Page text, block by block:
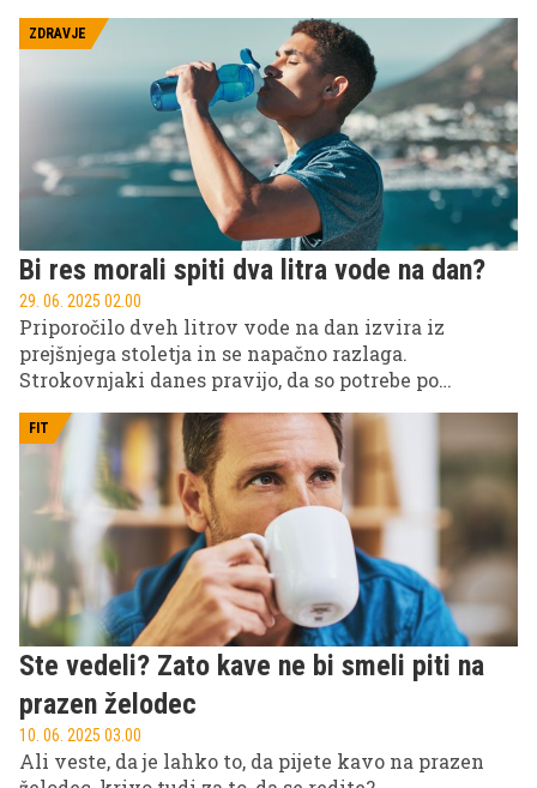
ZDRAVJE
Bi res morali spiti dva litra vode na dan?
29. 06. 2025 02.00
Priporočilo dveh litrov vode na dan izvira iz
prejšnjega stoletja in se napačno razlaga.
Strokovnjaki danes pravijo, da so potrebe po
tekočini individualne. Odvisne so od spola, teže,
telesne dejavnosti, prehrane in seveda vremenskih
razmer.
FIT
Ste vedeli? Zato kave ne bi smeli piti na
prazen želodec
10. 06. 2025 03.00
Ali veste, da je lahko to, da pijete kavo na prazen